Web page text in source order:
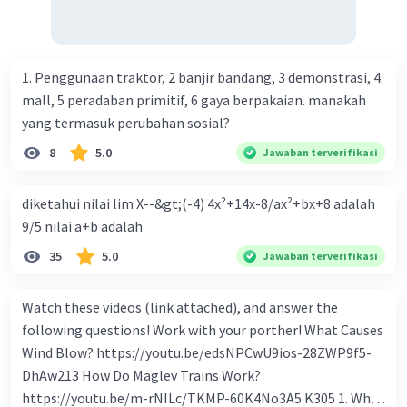
kontraktif dilakukan dengan cara .... a. Menurunkan
pengeluaran pemerintah (G), menambah pembayaran
transfer (Tr) dan meningkatkan pemungutan pajak (Tx) b.
Menurunkan G, mengurangi Tr, dan meningkatkan Tx c.
Menurunkan G, menambah Tr, dan menurunkan Tx d.
Meningkatkan G, menambah Tr, dan menurunkan Tx Cara
yang dilakukan kebijakan tingkat diskonto oleh Bank
Sentral dalam melakukan kebijakan moneter adalah .... a.
Mengatur jumlah pemberian kredit b. Menetapkan harga
wajib minimum (reserved requirement ratio) d. Mengatur
tingkat bunga tabungan e. Mengatur tingkat bunga
pinjaman bank sentral kepada bank umum Perhatikan
beberapa pernyataan berikut. 1). Menaikkan tarif pajak. 2).
1. Penggunaan traktor, 2 banjir bandang, 3 demonstrasi, 4.
mall, 5 peradaban primitif, 6 gaya berpakaian. manakah
yang termasuk perubahan sosial?
8 5.0 Jawaban terverifikasi
diketahui nilai lim X--&gt;(-4) 4x²+14x-8/ax²+bx+8 adalah
9/5 nilai a+b adalah
35 5.0 Jawaban terverifikasi
Watch these videos (link attached), and answer the
following questions! Work with your porther! What Causes
Wind Blow? https://youtu.be/edsNPCwU9ios-28ZWP9f5-
DhAw213 How Do Maglev Trains Work?
https://youtu.be/m-rNILc/TKMP-60K4No3A5 K305 1. What